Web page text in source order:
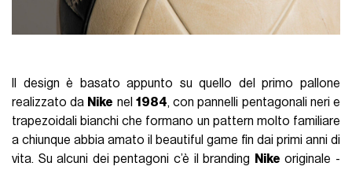
Il design è basato appunto su quello del primo pallone
realizzato da Nike nel 1984, con pannelli pentagonali neri e
trapezoidali bianchi che formano un pattern molto familiare
a chiunque abbia amato il beautiful game fin dai primi anni di
vita. Su alcuni dei pentagoni c’è il branding
Nike originale -